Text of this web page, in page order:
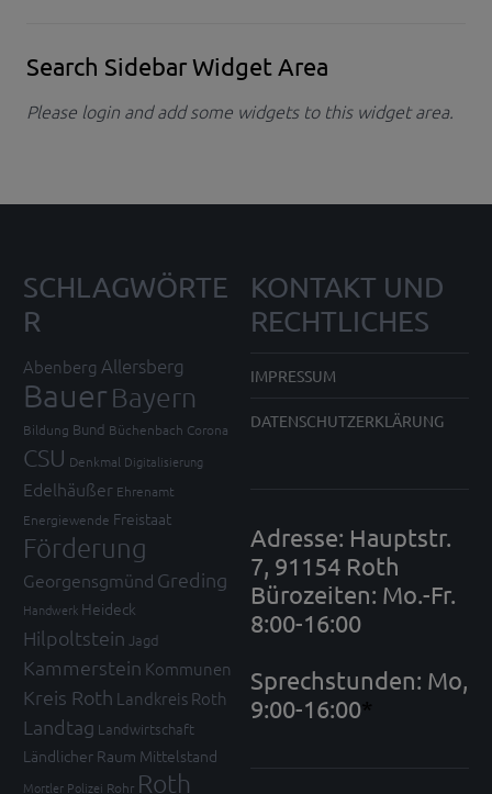
Search Sidebar Widget Area
Please login and add some widgets to this widget area.
SCHLAGWÖRTE
R
Abenberg Allersberg
Bauer Bayern
Bildung Bund Büchenbach Corona
CSU Denkmal Digitalisierung
Edelhäußer Ehrenamt
Energiewende Freistaat
Förderung
Georgensgmünd Greding
Handwerk Heideck
Hilpoltstein Jagd
Kammerstein Kommunen
Kreis Roth Landkreis Roth
Landtag Landwirtschaft
Ländlicher Raum Mittelstand
Mortler Polizei Rohr Roth
KONTAKT UND
RECHTLICHES
IMPRESSUM
DATENSCHUTZERKLÄRUNG
Adresse: Hauptstr.
7, 91154 Roth
Bürozeiten: Mo.-Fr.
8:00-16:00
Sprechstunden: Mo,
9:00-16:00*